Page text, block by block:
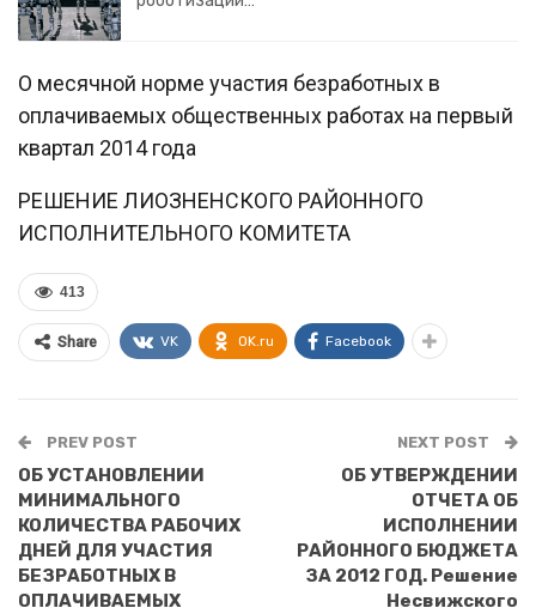
О месячной норме участия безработных в
оплачиваемых общественных работах на первый
квартал 2014 года
РЕШЕНИЕ ЛИОЗНЕНСКОГО РАЙОННОГО
ИСПОЛНИТЕЛЬНОГО КОМИТЕТА
413
Share VK OK.ru Facebook
PREV POST
ОБ УСТАНОВЛЕНИИ
МИНИМАЛЬНОГО
КОЛИЧЕСТВА РАБОЧИХ
ДНЕЙ ДЛЯ УЧАСТИЯ
БЕЗРАБОТНЫХ В
ОПЛАЧИВАЕМЫХ
NEXT POST
ОБ УТВЕРЖДЕНИИ
ОТЧЕТА ОБ
ИСПОЛНЕНИИ
РАЙОННОГО БЮДЖЕТА
ЗА 2012 ГОД. Решение
Несвижского